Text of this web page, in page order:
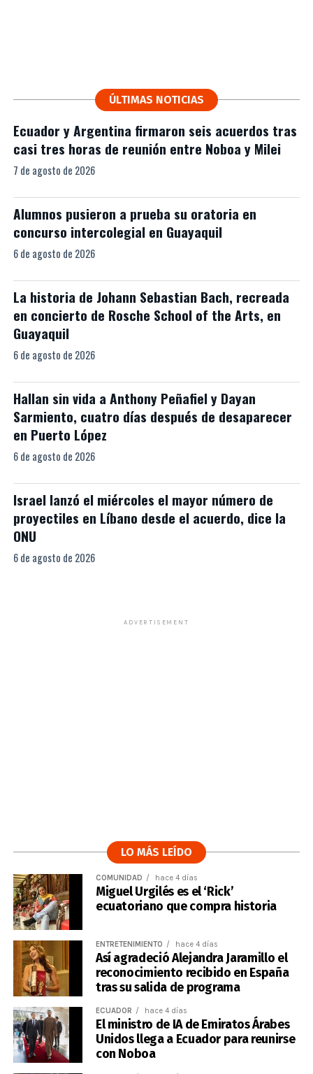
ÚLTIMAS NOTICIAS
Ecuador y Argentina firmaron seis acuerdos tras
casi tres horas de reunión entre Noboa y Milei
7 de agosto de 2026
Alumnos pusieron a prueba su oratoria en
concurso intercolegial en Guayaquil
6 de agosto de 2026
La historia de Johann Sebastian Bach, recreada
en concierto de Rosche School of the Arts, en
Guayaquil
6 de agosto de 2026
Hallan sin vida a Anthony Peñafiel y Dayan
Sarmiento, cuatro días después de desaparecer
en Puerto López
6 de agosto de 2026
Israel lanzó el miércoles el mayor número de
proyectiles en Líbano desde el acuerdo, dice la
ONU
6 de agosto de 2026
ADVERTISEMENT
LO MÁS LEÍDO
COMUNIDAD hace 4 días
Miguel Urgilés es el ‘Rick’
ecuatoriano que compra historia
ENTRETENIMIENTO hace 4 días
Así agradeció Alejandra Jaramillo el
reconocimiento recibido en España
tras su salida de programa
ECUADOR hace 4 días
El ministro de IA de Emiratos Árabes
Unidos llega a Ecuador para reunirse
con Noboa